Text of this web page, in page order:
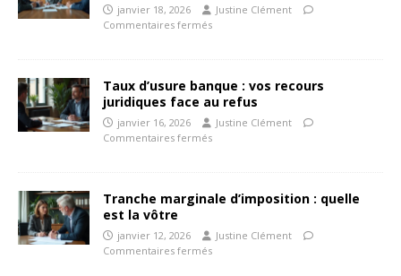
janvier 18, 2026
Justine Clément
Commentaires fermés
Taux d’usure banque : vos recours
juridiques face au refus
janvier 16, 2026
Justine Clément
Commentaires fermés
Tranche marginale d’imposition : quelle
est la vôtre
janvier 12, 2026
Justine Clément
Commentaires fermés